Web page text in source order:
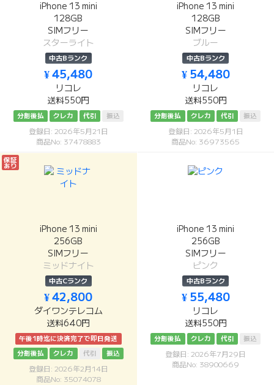
iPhone 13 mini
128GB
SIMフリー
スターライト
中古Bランク
¥ 45,480
リコレ
送料550円
分割後払 クレカ 代引 振込
登録日: 2026年5月21日
商品No: 37478883
iPhone 13 mini
128GB
SIMフリー
ブルー
中古Bランク
¥ 54,480
リコレ
送料550円
分割後払 クレカ 代引 振込
登録日: 2026年5月1日
商品No: 36973565
保証
あり
iPhone 13 mini
256GB
SIMフリー
ミッドナイト
中古Cランク
¥ 42,800
ダイワンテレコム
送料640円
午後1時迄に決済完了で即日発送
分割後払
クレカ 代引 振込
登録日: 2026年2月14日
商品No: 35074078
iPhone 13 mini
256GB
SIMフリー
ピンク
中古Bランク
¥ 55,480
リコレ
送料550円
分割後払 クレカ 代引 振込
登録日: 2026年7月29日
商品No: 38900669